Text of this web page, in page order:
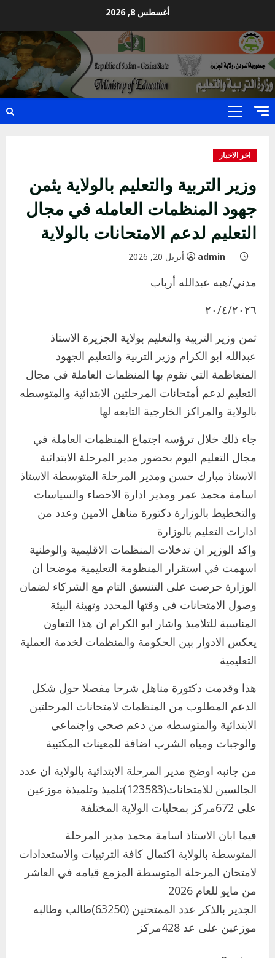
content
أغسطس 8, 2026
Primary
اخر الاخبار
وزير التربية والتعليم بالولاية يثمن
جهود المنظمات العامله في مجال
التعليم لدعم الامتحانات بالولاية
admin أبريل 20, 2026
مدني/هبه عبدالله أرباب
٢٠/٤/٢٠٢٦
ثمن وزير التربية والتعليم بولاية الجزيرة الاستاذ
عبدالله ابو الكرام وزير التربية والتعليم الجهود
المتعاظمة التي تقوم بها المنظمات العاملة في مجال
التعليم لدعم أمتحانات المرحلتين الابتدائية والمتوسطه
بالولاية والمراكز الخارجية التابعه لها
جاء ذلك خلال ترؤسه اجتماع المنظمات العاملة في
مجال التعليم اليوم بحضور مدير المرحلة الابتدائية
الاستاذ مبارك حسن ومدير المرحلة المتوسطة الاستاذ
اسامة محمد عمر ومدير ادارة الاحصاء والسياسات
والتخطيط بالوزارة دكتورة مناهل الامين وعدد من
ادارات التعليم بالوزارة
واكد الوزير ان تدخلات المنظمات الاقليمية والوطنية
اسهمت في استقرار المنظومة التعليمية موضحا ان
الوزارة حرصت على التنسيق التام مع الشركاء لضمان
وصول الامتحانات في وقتها المحدد وتهيئة البيئة
المناسبة للتلاميذ واشار ابو الكرام ان هذا التعاون
يعكس الادوار بين الحكومة والمنظمات لخدمة العملية
التعليمية
هذا وقدمت دكتورة مناهل شرحا مفصلا حول شكل
الدعم المطلوب من المنظمات لامتحانات المرحلتين
الابتدائية والمتوسطه من دعم صحي واجتماعي
والوجبات ومياه الشرب اضافة للمعينات المكتبية
من جانبه اوضح مدير المرحلة الابتدائية بالولاية ان عدد
الجالسين للامتحانات(123583)تلميذ وتلميذة موزعين
على 672مركز بمحليات الولاية المختلفة
فيما ابان الاستاذ اسامة محمد مدير المرحلة
المتوسطة بالولاية اكتمال كافة الترتيبات والاستعدادات
لامتحان المرحلة المتوسطة المزمع قيامه في العاشر
من مايو للعام 2026
الجدير بالذكر عدد الممتحنين (63250)طالب وطالبه
موزعين على عد 428مركز
اخر الاخبار
التعليم الخاص بمحلية ودمدني الكبرى
يعلن تخفيض الرسوم الدراسية لهذا العام
بنسبة15%
3
اخر الاخبار
وزير التربية والتعليم بالولاية يدشن ورشة
تأهيل معلمي مادة اللغة الإنجليزية بمحلية
ودمدني الكبرى
أغسطس 3, 2026
اخر الاخبار الاخبار